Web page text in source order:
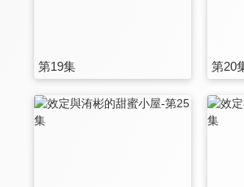
第19集 第20